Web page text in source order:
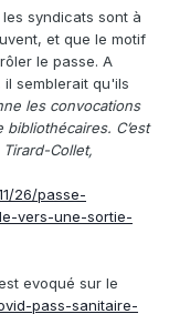
syndicats sont à
et que le motif
le passe. A
semblerait qu'ils
les convocations
C’est
Collet,
26/passe-
vers-une-sortie-
evoqué sur le
pass-sanitaire-